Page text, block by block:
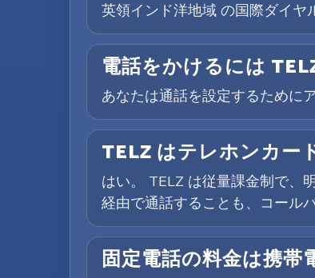
英領インド洋地域 の国際ダイヤ
電話をかけるには
あなたは通話を設定するために
TELZ はテレホンカー
はい。 TELZ は従量課金制で、
経由で通話することも、コール
固定電話の料金は携帯